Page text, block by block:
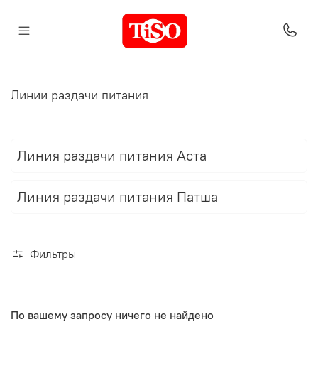
Линии раздачи питания
Линия раздачи питания Аста
Линия раздачи питания Патша
Фильтры
По вашему запросу ничего не найдено